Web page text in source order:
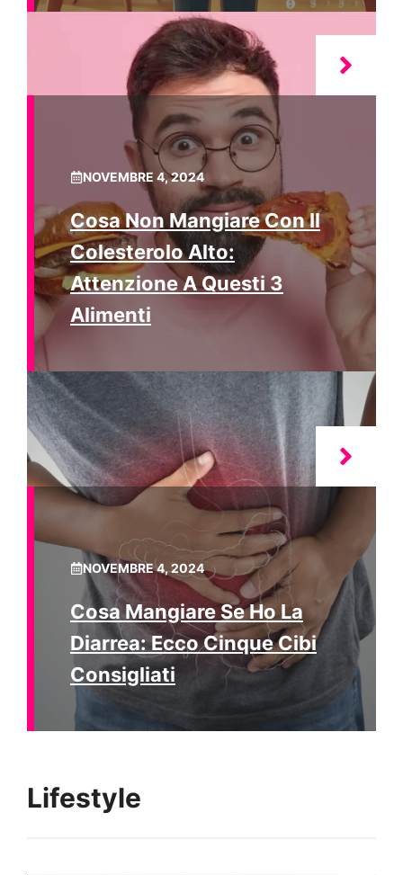
NOVEMBRE 4, 2024
Cosa Non Mangiare Con Il
Colesterolo Alto:
Attenzione A Questi 3
Alimenti
NOVEMBRE 4, 2024
Cosa Mangiare Se Ho La
Diarrea: Ecco Cinque Cibi
Consigliati
Lifestyle